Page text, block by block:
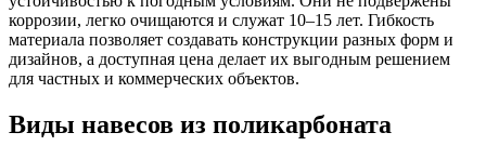
коррозии, легко очищаются и служат 10–15 лет. Гибкость
материала позволяет создавать конструкции разных форм и
дизайнов, а доступная цена делает их выгодным решением
для частных и коммерческих объектов.
Виды навесов из поликарбоната